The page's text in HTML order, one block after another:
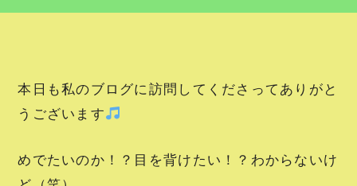
本日も私のブログに訪問してくださってありがと
うございます
めでたいのか！？目を背けたい！？わからないけ